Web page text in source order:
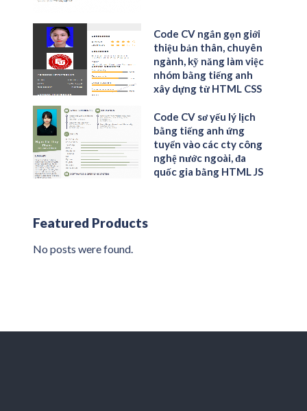
Code CV ngắn gọn giới
thiệu bản thân, chuyên
ngành, kỹ năng làm việc
nhóm bằng tiếng anh
xây dựng từ HTML CSS
Code CV sơ yếu lý lịch
bằng tiếng anh ứng
tuyển vào các cty công
nghệ nước ngoài, đa
quốc gia bằng HTML JS
Featured Products
No posts were found.